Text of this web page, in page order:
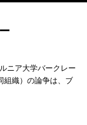
ニア大学バークレー
組織）の論争は、ブ